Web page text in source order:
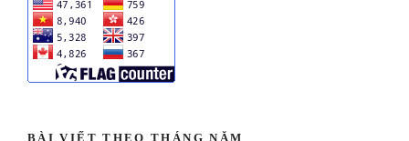
BÀI VIẾT THEO THÁNG NĂM